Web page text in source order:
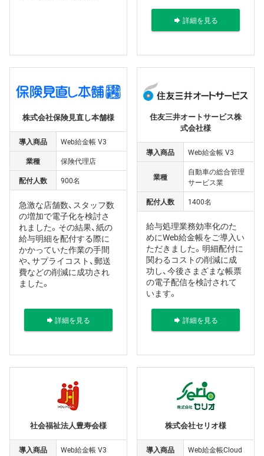
詳細を見る
株式会社保険見直し本舗様
導入商品
Web給金帳 V3
業種
保険代理店
配付人数
900名
急激な店舗数、スタッフ数
の増加で電子化を検討さ
れました。その結果、紙の
給与明細を配付する際に
かかっていた作業の手間
や、サプライコスト、郵送
費などの削減に成功され
ました。
詳細を見る
住友三井オートサービス株
式会社様
導入商品 Web給金帳 V3
業種
自動車の総合管理
サービス業
配付人数
1400名
給与処理業務効率化のた
めにWeb給金帳をご導入い
ただきました。明細配付に
関わるコストの削減に成
功し、今後さまざまな帳票
の電子配信を検討されて
います。
詳細を見る
社会福祉法人豊寿会様
導入商品
Web給金帳 V3
株式会社セリオ様
導入商品 Web給金帳Cloud